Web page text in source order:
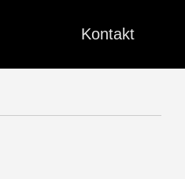
Kontakt